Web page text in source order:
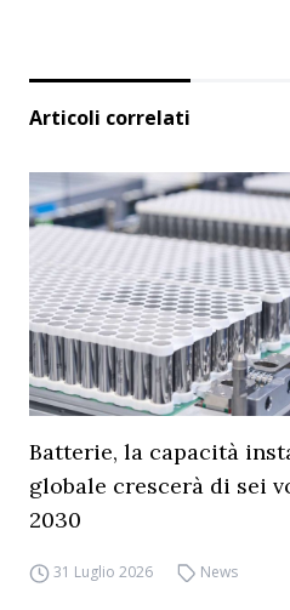
Articoli correlati
Batterie, la capacità
globale crescerà di sei
2030
31 Luglio 2026 News